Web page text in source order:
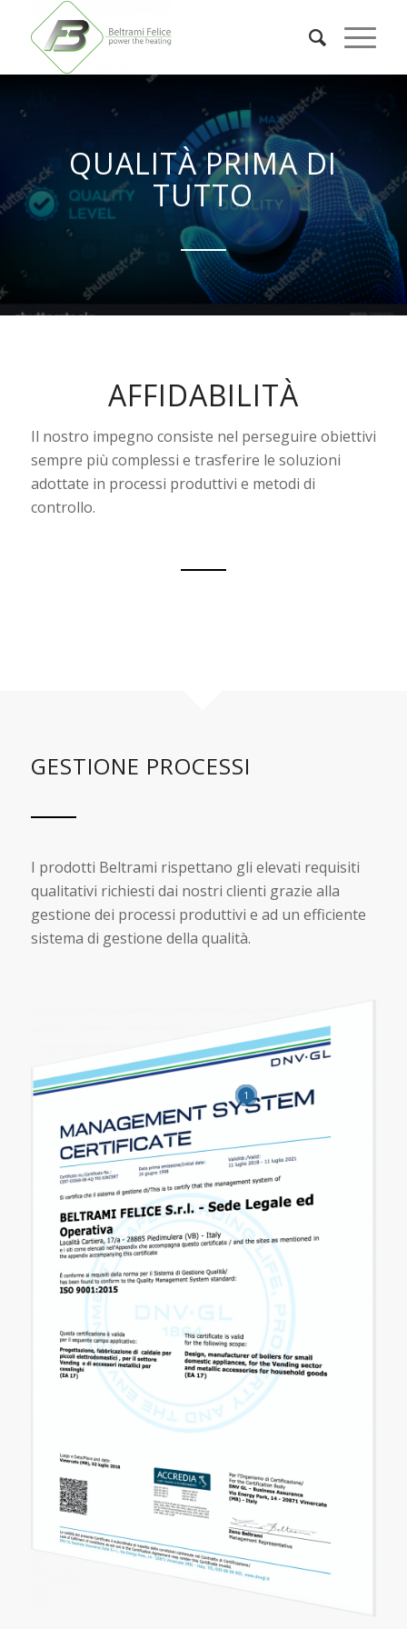
QUALITÀ PRIMA DI
TUTTO
AFFIDABILITÀ
Il nostro impegno consiste nel perseguire obiettivi
sempre più complessi e trasferire le soluzioni
adottate in processi produttivi e metodi di
controllo.
GESTIONE PROCESSI
I prodotti Beltrami rispettano gli elevati requisiti
qualitativi richiesti dai nostri clienti grazie alla
gestione dei processi produttivi e ad un efficiente
sistema di gestione della qualità.
1